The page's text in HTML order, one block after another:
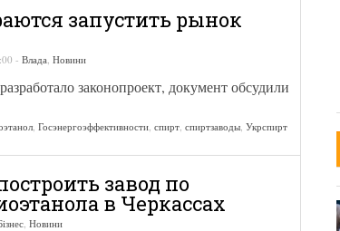
запустить рынок
- Влада, Новини
законопроект, документ обсудили
, Госэнергоэффективности, спирт, спиртзаводы, Укрспирт
завод по
в Черкассах
, Новини